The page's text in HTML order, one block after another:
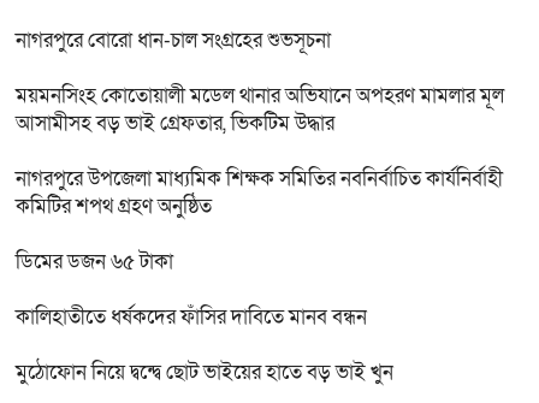
নাগরপুরে বোরো ধান-চাল সংগ্রহের শুভসূচনা
ময়মনসিংহ কোতোয়ালী মডেল থানার অভিযানে অপহরণ মামলার মূল
আসামীসহ বড় ভাই গ্রেফতার, ভিকটিম উদ্ধার
নাগরপুরে উপজেলা মাধ্যমিক শিক্ষক সমিতির নবনির্বাচিত কার্যনির্বাহী
কমিটির শপথ গ্রহণ অনুষ্ঠিত
ডিমের ডজন ৬৫ টাকা
কালিহাতীতে ধর্ষকদের ফাঁসির দাবিতে মানব বন্ধন
মুঠোফোন নিয়ে দ্বন্দ্বে ছোট ভাইয়ের হাতে বড় ভাই খুন